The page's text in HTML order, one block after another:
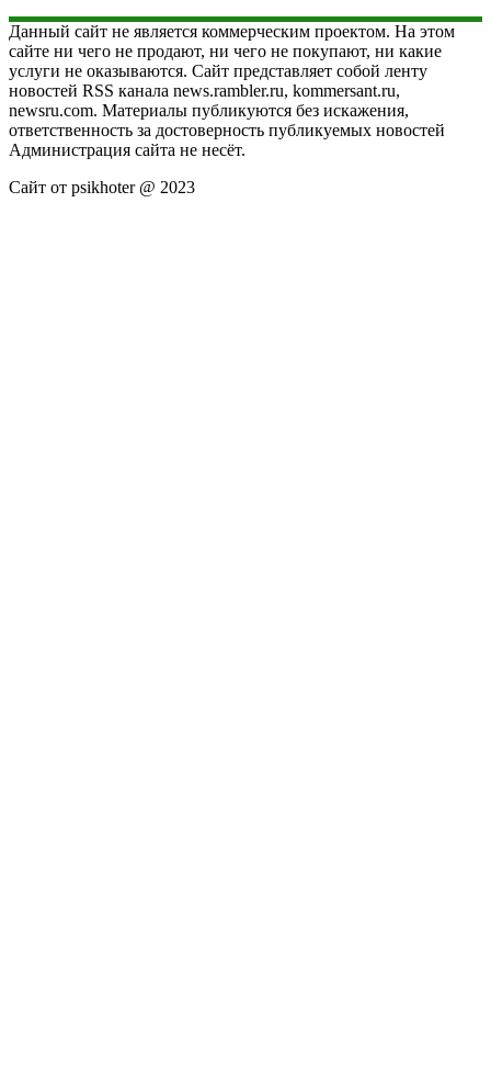
Данный сайт не является коммерческим проектом. На этом
сайте ни чего не продают, ни чего не покупают, ни какие
услуги не оказываются. Сайт представляет собой ленту
новостей RSS канала news.rambler.ru, kommersant.ru,
newsru.com. Материалы публикуются без искажения,
ответственность за достоверность публикуемых новостей
Администрация сайта не несёт.
Сайт от psikhoter @ 2023